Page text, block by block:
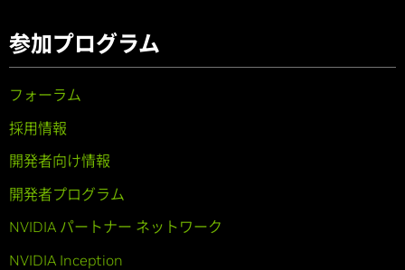
参加プログラム
フォーラム
採用情報
開発者向け情報
開発者プログラム
NVIDIA パートナー ネットワーク
NVIDIA Inception